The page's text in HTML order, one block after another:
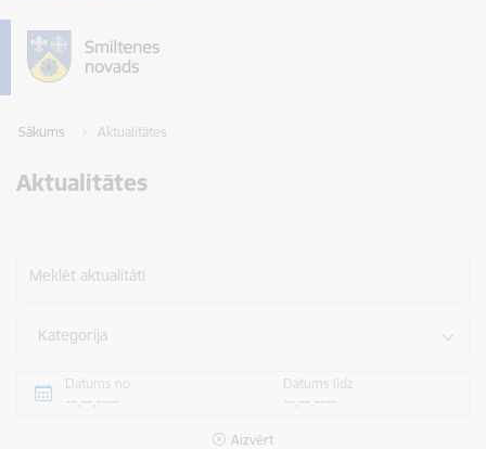
Sākums Aktualitātes
Aktualitātes
Meklēt aktualitāti
Kategorija
Datums no Datums līdz
Aizvērt